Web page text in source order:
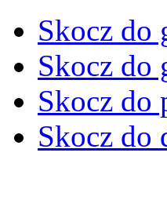
Skocz do
Skocz do
Skocz do
Skocz do